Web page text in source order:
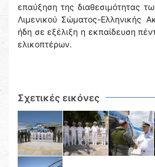
επαύξηση της διαθεσιμότητας
Λιμενικού Σώματος-Ελληνικής
ήδη σε εξέλιξη η εκπαίδευση
ελικοπτέρων.
Σχετικές εικόνες